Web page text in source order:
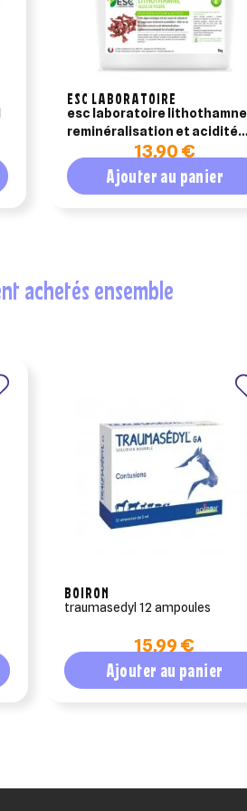
ESC LABORATOIRE
esc laboratoire lithothamne
reminéralisation et acidité
13,90 €
Ajouter au panier
achetés ensemble
BOIRON
traumasedyl 12 ampoules
15,99 €
Ajouter au panier